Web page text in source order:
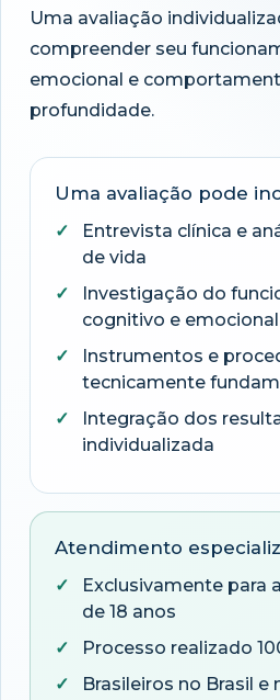
Uma avaliação
compreender seu
emocional e
profundidade.
Uma avaliação pode
Entrevista clínica e
de vida
Investigação do
cognitivo e emocional
Instrumentos e
tecnicamente
Integração dos
individualizada
Atendimento
Exclusivamente para
de 18 anos
Processo realizado
Brasileiros no Brasil e